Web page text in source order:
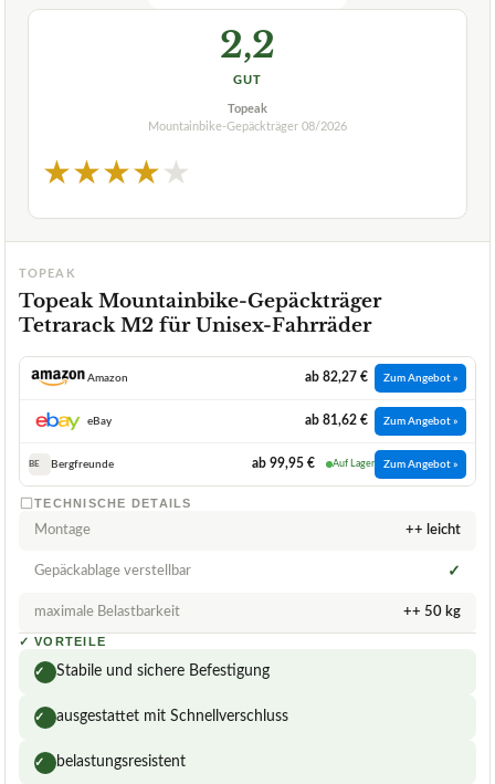
2,2
GUT
Topeak
Mountainbike-Gepäckträger 08/2026
★★★★★
TOPEAK
Topeak Mountainbike-Gepäckträger
Tetrarack M2 für Unisex-Fahrräder
Amazon ab 82,27 € Zum Angebot »
eBay ab 81,62 € Zum Angebot »
BE Bergfreunde ab 99,95 € Auf Lager Zum Angebot »
TECHNISCHE DETAILS
Montage ++ leicht
Gepäckablage verstellbar ✓
maximale Belastbarkeit ++ 50 kg
✓ VORTEILE
✓ Stabile und sichere Befestigung
✓ ausgestattet mit Schnellverschluss
✓ belastungsresistent